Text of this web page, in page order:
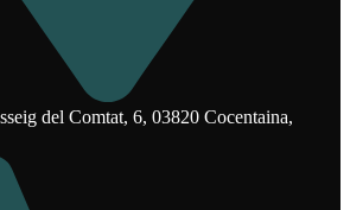
del Comtat, 6, 03820 Cocentaina,